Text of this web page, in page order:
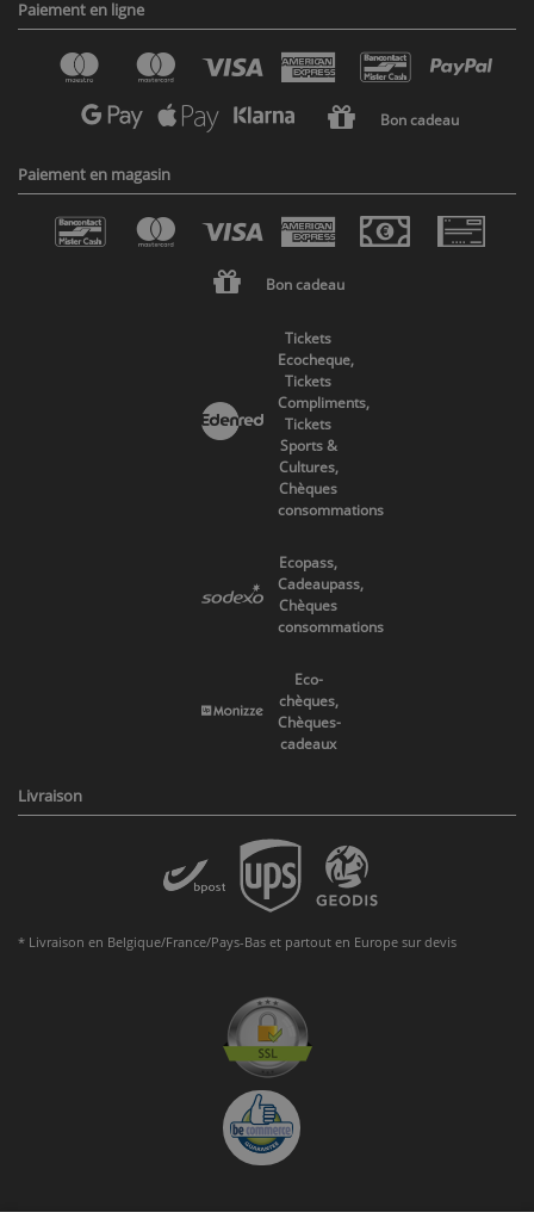
Paiement en ligne
Bon cadeau
Paiement en magasin
Bon cadeau
Tickets
Ecocheque,
Tickets
Compliments,
Tickets
Sports &
Cultures,
Chèques
consommations
Ecopass,
Cadeaupass,
Chèques
consommations
Eco-
chèques,
Chèques-
cadeaux
Livraison
* Livraison en Belgique/France/Pays-Bas et partout en Europe sur devis